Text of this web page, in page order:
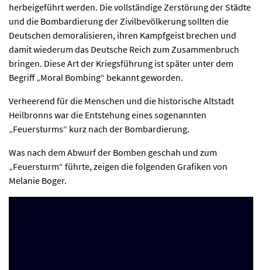
herbeigeführt werden. Die vollständige Zerstörung der Städte
und die Bombardierung der Zivilbevölkerung sollten die
Deutschen demoralisieren, ihren Kampfgeist brechen und
damit wiederum das Deutsche Reich zum Zusammenbruch
bringen. Diese Art der Kriegsführung ist später unter dem
Begriff „Moral Bombing“ bekannt geworden.
Verheerend für die Menschen und die historische Altstadt
Heilbronns war die Entstehung eines sogenannten
„Feuersturms“ kurz nach der Bombardierung.
Was nach dem Abwurf der Bomben geschah und zum
„Feuersturm“ führte, zeigen die folgenden Grafiken von
Melanie Boger.